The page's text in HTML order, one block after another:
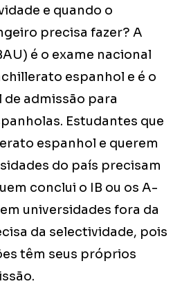
e quando o
precisa fazer? A
é o exame nacional
espanhol e é o
admissão para
Estudantes que
espanhol e querem
do país precisam
conclui o IB ou os A-
universidades fora da
da selectividade, pois
têm seus próprios